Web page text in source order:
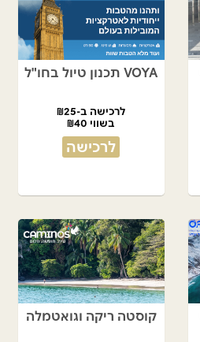
VOYA תכנון טיול בחו"ל
לרכישה ב-₪25
בשווי ₪40
לרכישה
קוסטה ריקה וגואטמלה